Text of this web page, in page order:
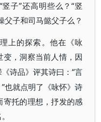
子”还高明些么？“竖
父子和司马懿父子么？
上的探索。他在《咏
，洞察当前人情，因
诗品》评其诗曰：“言
也就点明了《咏怀》诗
寄托的理想，抒发的感